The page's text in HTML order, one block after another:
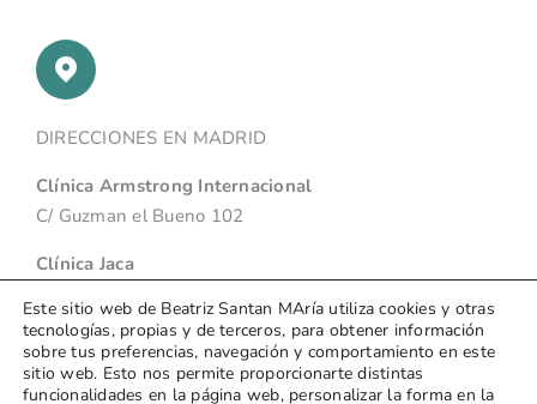
DIRECCIONES EN MADRID
Clínica Armstrong Internacional
C/ Guzman el Bueno 102
Clínica Jaca
Clínica ANAM Psicología
C/ Arturo Soria, 7 bis
Este sitio web de Beatriz Santan MAría utiliza cookies y otras
tecnologías, propias y de terceros, para obtener información
sobre tus preferencias, navegación y comportamiento en este
sitio web. Esto nos permite proporcionarte distintas
funcionalidades en la página web, personalizar la forma en la